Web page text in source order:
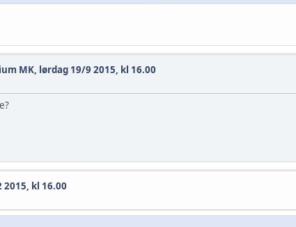
MK, lørdag 19/9 2015, kl 16.00
2015, kl 16.00